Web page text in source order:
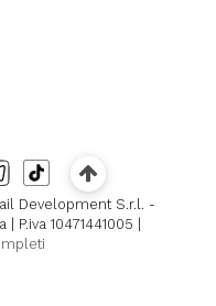
Development S.r.l. -
P.iva 10471441005 |